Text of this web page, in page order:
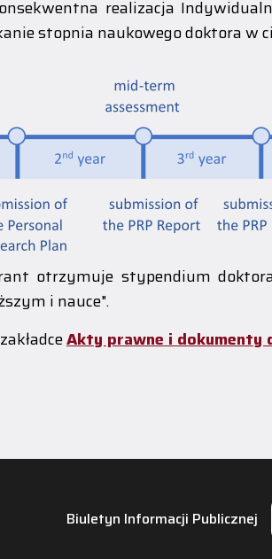
realizacja
stopnia naukowego doktora w
otrzymuje stypendium
i nauce".
Akty prawne i dokumenty
Biuletyn Informacji Publicznej